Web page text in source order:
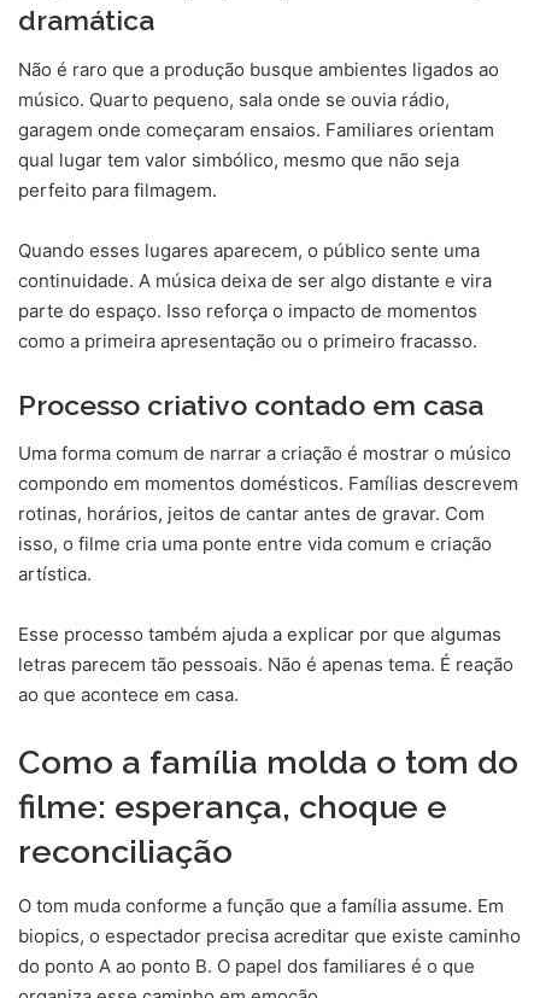
dramática
Não é raro que a produção busque ambientes ligados ao
músico. Quarto pequeno, sala onde se ouvia rádio,
garagem onde começaram ensaios. Familiares orientam
qual lugar tem valor simbólico, mesmo que não seja
perfeito para filmagem.
Quando esses lugares aparecem, o público sente uma
continuidade. A música deixa de ser algo distante e vira
parte do espaço. Isso reforça o impacto de momentos
como a primeira apresentação ou o primeiro fracasso.
Processo criativo contado em casa
Uma forma comum de narrar a criação é mostrar o músico
compondo em momentos domésticos. Famílias descrevem
rotinas, horários, jeitos de cantar antes de gravar. Com
isso, o filme cria uma ponte entre vida comum e criação
artística.
Esse processo também ajuda a explicar por que algumas
letras parecem tão pessoais. Não é apenas tema. É reação
ao que acontece em casa.
Como a família molda o tom do
filme: esperança, choque e
reconciliação
O tom muda conforme a função que a família assume. Em
biopics, o espectador precisa acreditar que existe caminho
do ponto A ao ponto B. O papel dos familiares é o que